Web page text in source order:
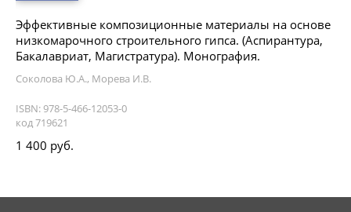
Эффективные композиционные материалы на основе
низкомарочного строительного гипса. (Аспирантура,
Бакалавриат, Магистратура). Монография.
Соколова Ю.А., Морева И.В.
ISBN: 978-5-466-12053-0
код 719621
1 400 руб.